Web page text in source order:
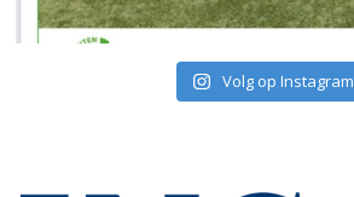
Volg op Instagram